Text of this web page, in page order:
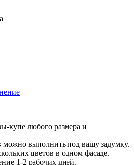
купе любого размера и
можно выполнить под вашу задумку.
цветов в одном фасаде.
1-2 рабочих дней.